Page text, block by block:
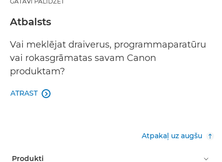
Atbalsts
Vai meklējat draiverus, programmaparatūru
vai rokasgrāmatas savam Canon
produktam?
ATRAST 
Atpakaļ uz augšu
Produkti